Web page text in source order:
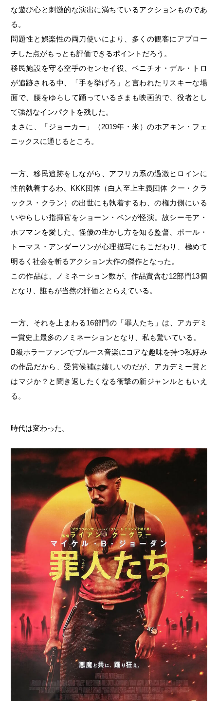
な遊び心と刺激的な演出に満ちているアクションものであ
る。
問題性と娯楽性の両刀使いにより、多くの観客にアプロー
チした点がもっとも評価できるポイントだろう。
移民施設を守る空手のセンセイ役、ベニチオ・デル・トロ
が追跡される中、「手を挙げろ」と言われたリスキーな場
面で、腰をゆらして踊っているさまも映画的で、役者とし
て強烈なインパクトを残した。
まさに、「ジョーカー」（2019年・米）のホアキン・フェ
ニックスに通じるところ。
一方、移民追跡をしながら、アフリカ系の過激ヒロインに
性的執着するわ、KKK団体（白人至上主義団体 クー・クラ
ックス・クラン）の出世にも執着するわ、の権力側にいる
いやらしい指揮官をショーン・ペンが怪演。故シーモア・
ホフマンを愛した、怪優の生かし方を知る監督、ポール・
トーマス・アンダーソンが心理描写にもこだわり、極めて
明るく社会を斬るアクション大作の傑作となった。
この作品は、ノミネーション数が、作品賞含む12部門13個
となり、誰もが当然の評価ととらえている。
一方、それを上まわる16部門の「罪人たち」は、アカデミ
ー賞史上最多のノミネーションとなり、私も驚いている。
B級ホラーファンでブルース音楽にコアな趣味を持つ私好み
の作品だから、受賞候補は嬉しいのだが、アカデミー賞と
はマジか？と聞き返したくなる衝撃の新ジャンルともいえ
る。
時代は変わった。